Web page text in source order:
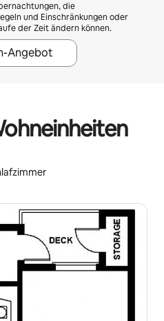
die
und Einschränkungen oder
der Zeit ändern können.
Angebot